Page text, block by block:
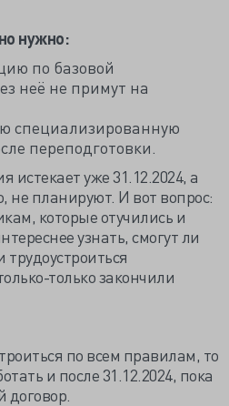
нужно:
по базовой
неё не примут на
специализированную
переподготовки.
истекает уже 31.12.2024, а
не планируют. И вот вопрос:
которые отучились и
узнать, смогут ли
только закончили
по всем правилам, то
и после 31.12.2024, пока
договор.